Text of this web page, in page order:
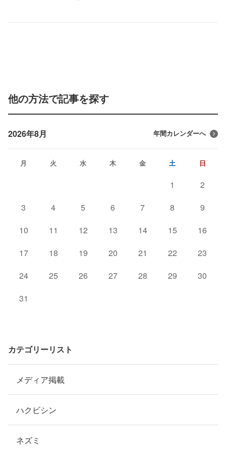
他の方法で記事を探す
2026年8月 年間カレンダーへ
月 火 水 木 金 土 日
1
2
3
4 5 6 7 8
9
10
11 12 13 14 15
16
17
18 19 20 21 22
23
24
25 26 27 28 29
30
31
カテゴリーリスト
メディア掲載
ハクビシン
ネズミ